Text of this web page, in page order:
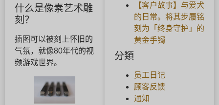
什么是像素艺术雕
刻？
插图可以被刻上怀旧的
气氛，就像80年代的视
频游戏世界。
【客户故事】与爱犬
的日常。将其步履铭
刻为「终身守护」的
黄金手镯
分類
员工日记
顾客反馈
通知